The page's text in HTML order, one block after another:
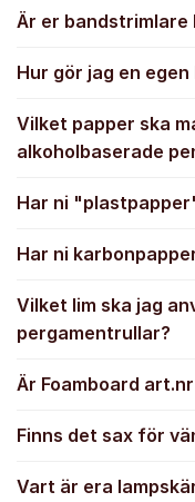
Är er bandstrimlare
Hur gör jag en
Vilket papper ska
alkoholbaserade
Har ni
Har ni
Vilket lim ska jag
pergamentrullar?
Är Foamboard
Finns det sax för
Vart är era